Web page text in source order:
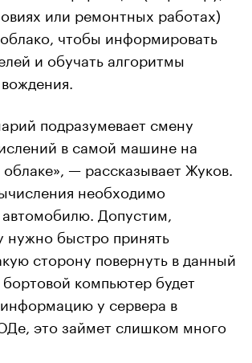
или ремонтных работах)
чтобы информировать
и обучать алгоритмы
подразумевает смену
в самой машине на
— рассказывает Жуков.
необходимо
Допустим,
нужно быстро принять
сторону повернуть в данный
компьютер будет
у сервера в
это займет слишком много